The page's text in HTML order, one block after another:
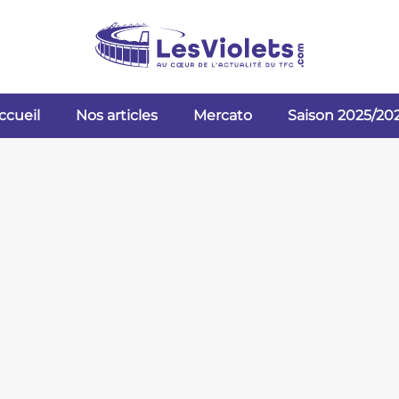
Nos articles Mercato Saison 2025/